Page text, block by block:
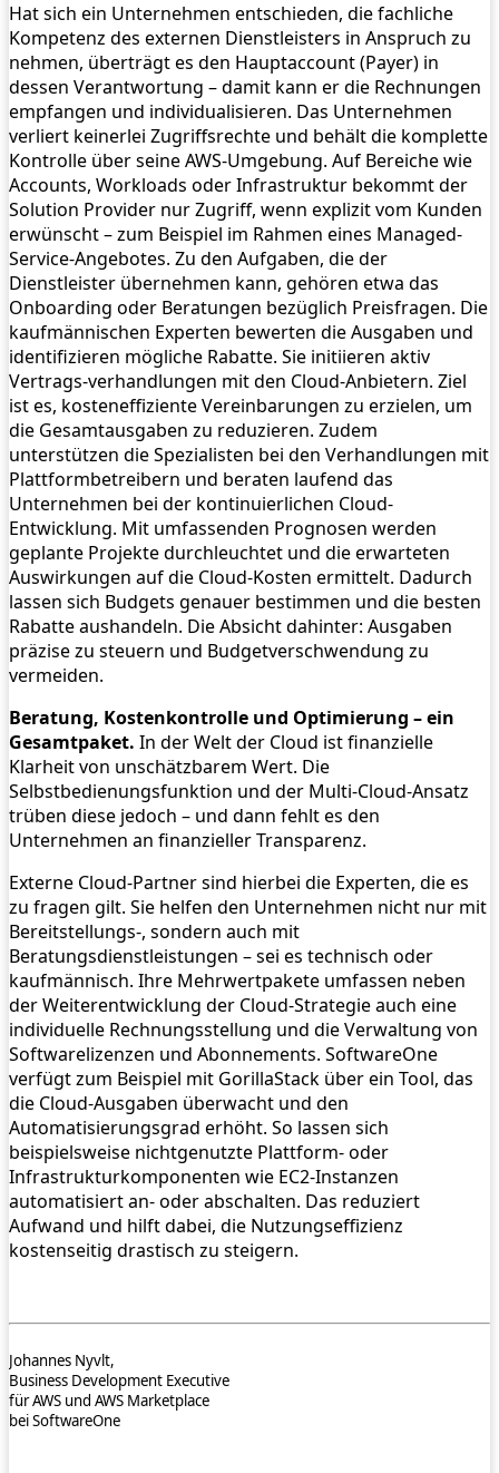
Hat sich ein Unternehmen entschieden, die fachliche
Kompetenz des externen Dienstleisters in Anspruch zu
nehmen, überträgt es den Hauptaccount (Payer) in
dessen Verantwortung – damit kann er die Rechnungen
empfangen und individualisieren. Das Unternehmen
verliert keinerlei Zugriffsrechte und behält die komplette
Kontrolle über seine AWS-Umgebung. Auf Bereiche wie
Accounts, Workloads oder Infrastruktur bekommt der
Solution Provider nur Zugriff, wenn explizit vom Kunden
erwünscht – zum Beispiel im Rahmen eines Managed-
Service-Angebotes. Zu den Aufgaben, die der
Dienstleister übernehmen kann, gehören etwa das
Onboarding oder Beratungen bezüglich Preisfragen. Die
kaufmännischen Experten bewerten die Ausgaben und
identifizieren mögliche Rabatte. Sie initiieren aktiv
Vertrags-verhandlungen mit den Cloud-Anbietern. Ziel
ist es, kosteneffiziente Vereinbarungen zu erzielen, um
die Gesamtausgaben zu reduzieren. Zudem
unterstützen die Spezialisten bei den Verhandlungen mit
Plattformbetreibern und beraten laufend das
Unternehmen bei der kontinuierlichen Cloud-
Entwicklung. Mit umfassenden Prognosen werden
geplante Projekte durchleuchtet und die erwarteten
Auswirkungen auf die Cloud-Kosten ermittelt. Dadurch
lassen sich Budgets genauer bestimmen und die besten
Rabatte aushandeln. Die Absicht dahinter: Ausgaben
präzise zu steuern und Budgetverschwendung zu
vermeiden.
Beratung, Kostenkontrolle und Optimierung – ein
Gesamtpaket. In der Welt der Cloud ist finanzielle
Klarheit von unschätzbarem Wert. Die
Selbstbedienungsfunktion und der Multi-Cloud-Ansatz
trüben diese jedoch – und dann fehlt es den
Unternehmen an finanzieller Transparenz.
Externe Cloud-Partner sind hierbei die Experten, die es
zu fragen gilt. Sie helfen den Unternehmen nicht nur mit
Bereitstellungs-, sondern auch mit
Beratungsdienstleistungen – sei es technisch oder
kaufmännisch. Ihre Mehrwertpakete umfassen neben
der Weiterentwicklung der Cloud-Strategie auch eine
individuelle Rechnungsstellung und die Verwaltung von
Softwarelizenzen und Abonnements. SoftwareOne
verfügt zum Beispiel mit GorillaStack über ein Tool, das
die Cloud-Ausgaben überwacht und den
Automatisierungsgrad erhöht. So lassen sich
beispielsweise nichtgenutzte Plattform- oder
Infrastrukturkomponenten wie EC2-Instanzen
automatisiert an- oder abschalten. Das reduziert
Aufwand und hilft dabei, die Nutzungseffizienz
kostenseitig drastisch zu steigern.
Johannes Nyvlt,
Business Development Executive
für AWS und AWS Marketplace
bei SoftwareOne